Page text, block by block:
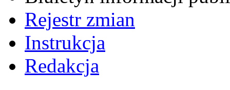
Rejestr zmian
Instrukcja
Redakcja